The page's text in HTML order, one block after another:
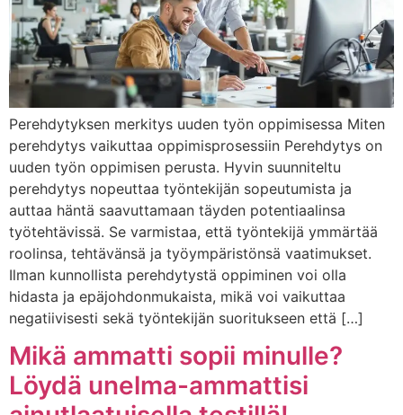
Perehdytyksen merkitys uuden työn oppimisessa Miten
perehdytys vaikuttaa oppimisprosessiin Perehdytys on
uuden työn oppimisen perusta. Hyvin suunniteltu
perehdytys nopeuttaa työntekijän sopeutumista ja
auttaa häntä saavuttamaan täyden potentiaalinsa
työtehtävissä. Se varmistaa, että työntekijä ymmärtää
roolinsa, tehtävänsä ja työympäristönsä vaatimukset.
Ilman kunnollista perehdytystä oppiminen voi olla
hidasta ja epäjohdonmukaista, mikä voi vaikuttaa
negatiivisesti sekä työntekijän suoritukseen että […]
Mikä ammatti sopii minulle?
Löydä unelma-ammattisi